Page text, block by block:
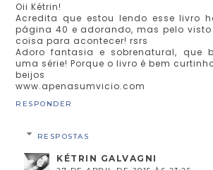
Oii Kétrin!
Acredita que estou lendo esse livro
página 40 e adorando, mas pelo
coisa para acontecer! rsrs
Adoro fantasia e sobrenatural, que
uma série! Porque o livro é bem
beijos
www.apenasumvicio.com
RESPONDER
RESPOSTAS
KÉTRIN GALVAGNI